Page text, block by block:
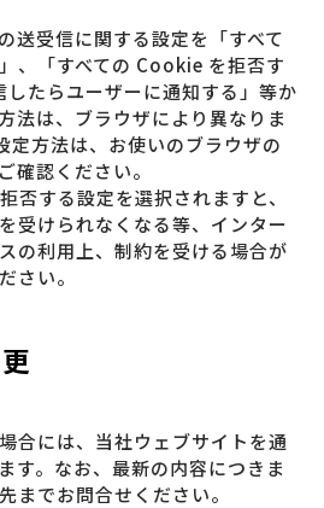
送受信に関する設定を「すべて
、「すべての Cookie を拒否す
たらユーザーに通知する」等か
法は、ブラウザにより異なりま
方法は、お使いのブラウザの
確認ください。
否する設定を選択されますと、
受けられなくなる等、インター
の利用上、制約を受ける場合が
さい。
合には、当社ウェブサイトを通
す。なお、最新の内容につきま
までお問合せください。